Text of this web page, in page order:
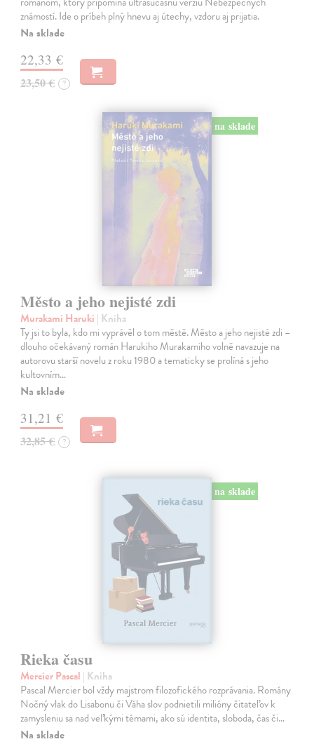
známostí. Ide o príbeh plný hnevu aj útechy, vzdoru aj prijatia.
Na sklade
22,33 €
23,50 € ?
na sklade
Město a jeho nejisté zdi
Murakami Haruki | Kniha
Ty jsi to byla, kdo mi vyprávěl o tom městě. Město a jeho nejisté zdi –
dlouho očekávaný román Harukiho Murakamiho volně navazuje na
autorovu starší novelu z roku 1980 a tematicky se prolíná s jeho
kultovním…
Na sklade
31,21 €
32,85 € ?
na sklade
Rieka času
Mercier Pascal | Kniha
Pascal Mercier bol vždy majstrom filozofického rozprávania. Romány
Nočný vlak do Lisabonu či Váha slov podnietili milióny čitateľov k
zamysleniu sa nad veľkými témami, ako sú identita, sloboda, čas či…
Na sklade